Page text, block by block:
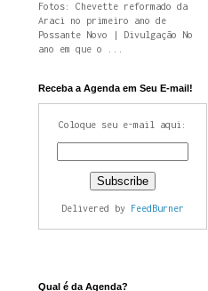
Fotos: Chevette reformado da
Araci no primeiro ano de
Possante Novo | Divulgação No
ano em que o ...
Receba a Agenda em Seu E-mail!
Coloque seu e-mail aqui:
Delivered by FeedBurner
Qual é da Agenda?